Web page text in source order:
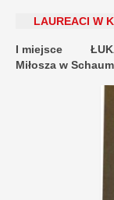
LAUREACI W
I miejsce
Miłosza w